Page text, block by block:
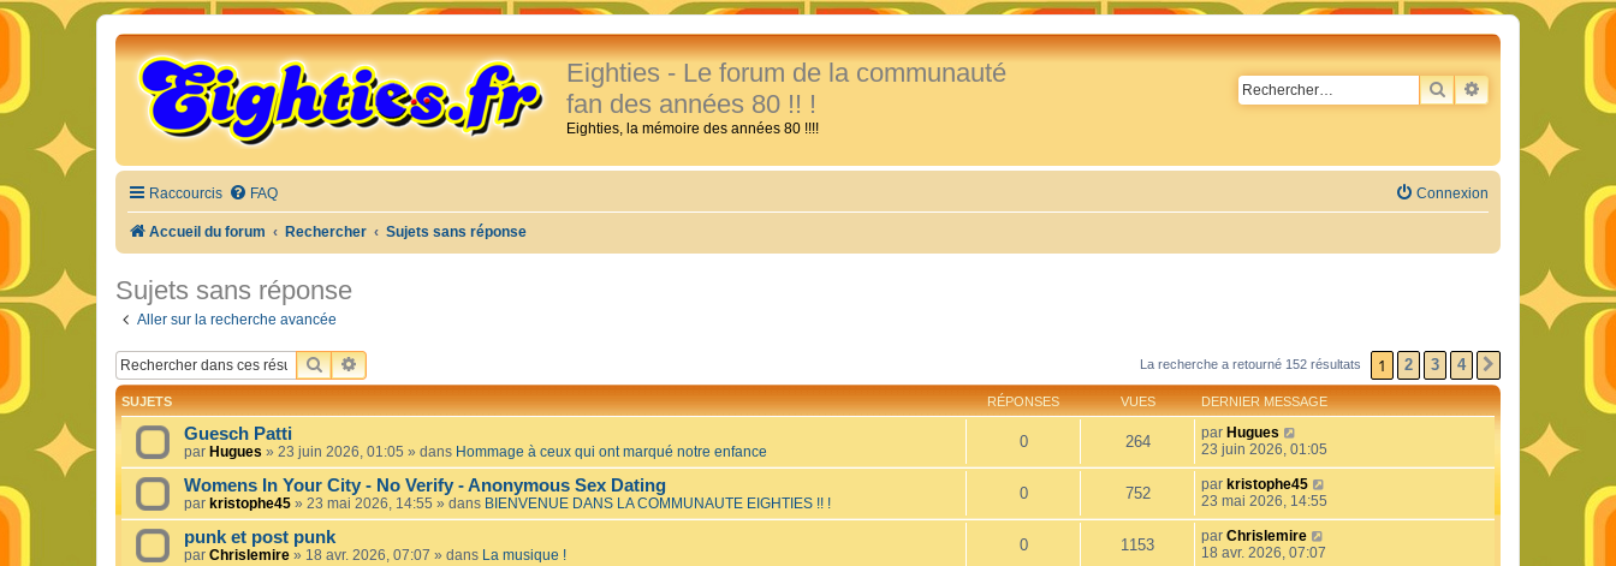
Eighties - Le forum de la communauté
fan des années 80 !! !
Eighties, la mémoire des années 80 !!!!
RECHERCHER
RECHERCHE
Raccourcis FAQ Connexion
Accueil du forum Rechercher Sujets sans réponse
Sujets sans réponse
Aller sur la recherche avancée
RECHERCHER
RECHERCHE AVANCÉE La recherche a retourné 152 résultats 1 2 3 4
SUJETS RÉPONSES VUES DERNIER MESSAGE
Guesch Patti
par Hugues » 23 juin 2026, 01:05 » dans Hommage à ceux qui ont marqué notre enfance
0 264 par Hugues
23 juin 2026, 01:05
Womens In Your City - No Verify - Anonymous Sex Dating
par kristophe45 » 23 mai 2026, 14:55 » dans BIENVENUE DANS LA COMMUNAUTE EIGHTIES !! !
0 752 par kristophe45
23 mai 2026, 14:55
punk et post punk
par Chrislemire » 18 avr. 2026, 07:07 » dans La musique !
0 1153 par Chrislemire
18 avr. 2026, 07:07